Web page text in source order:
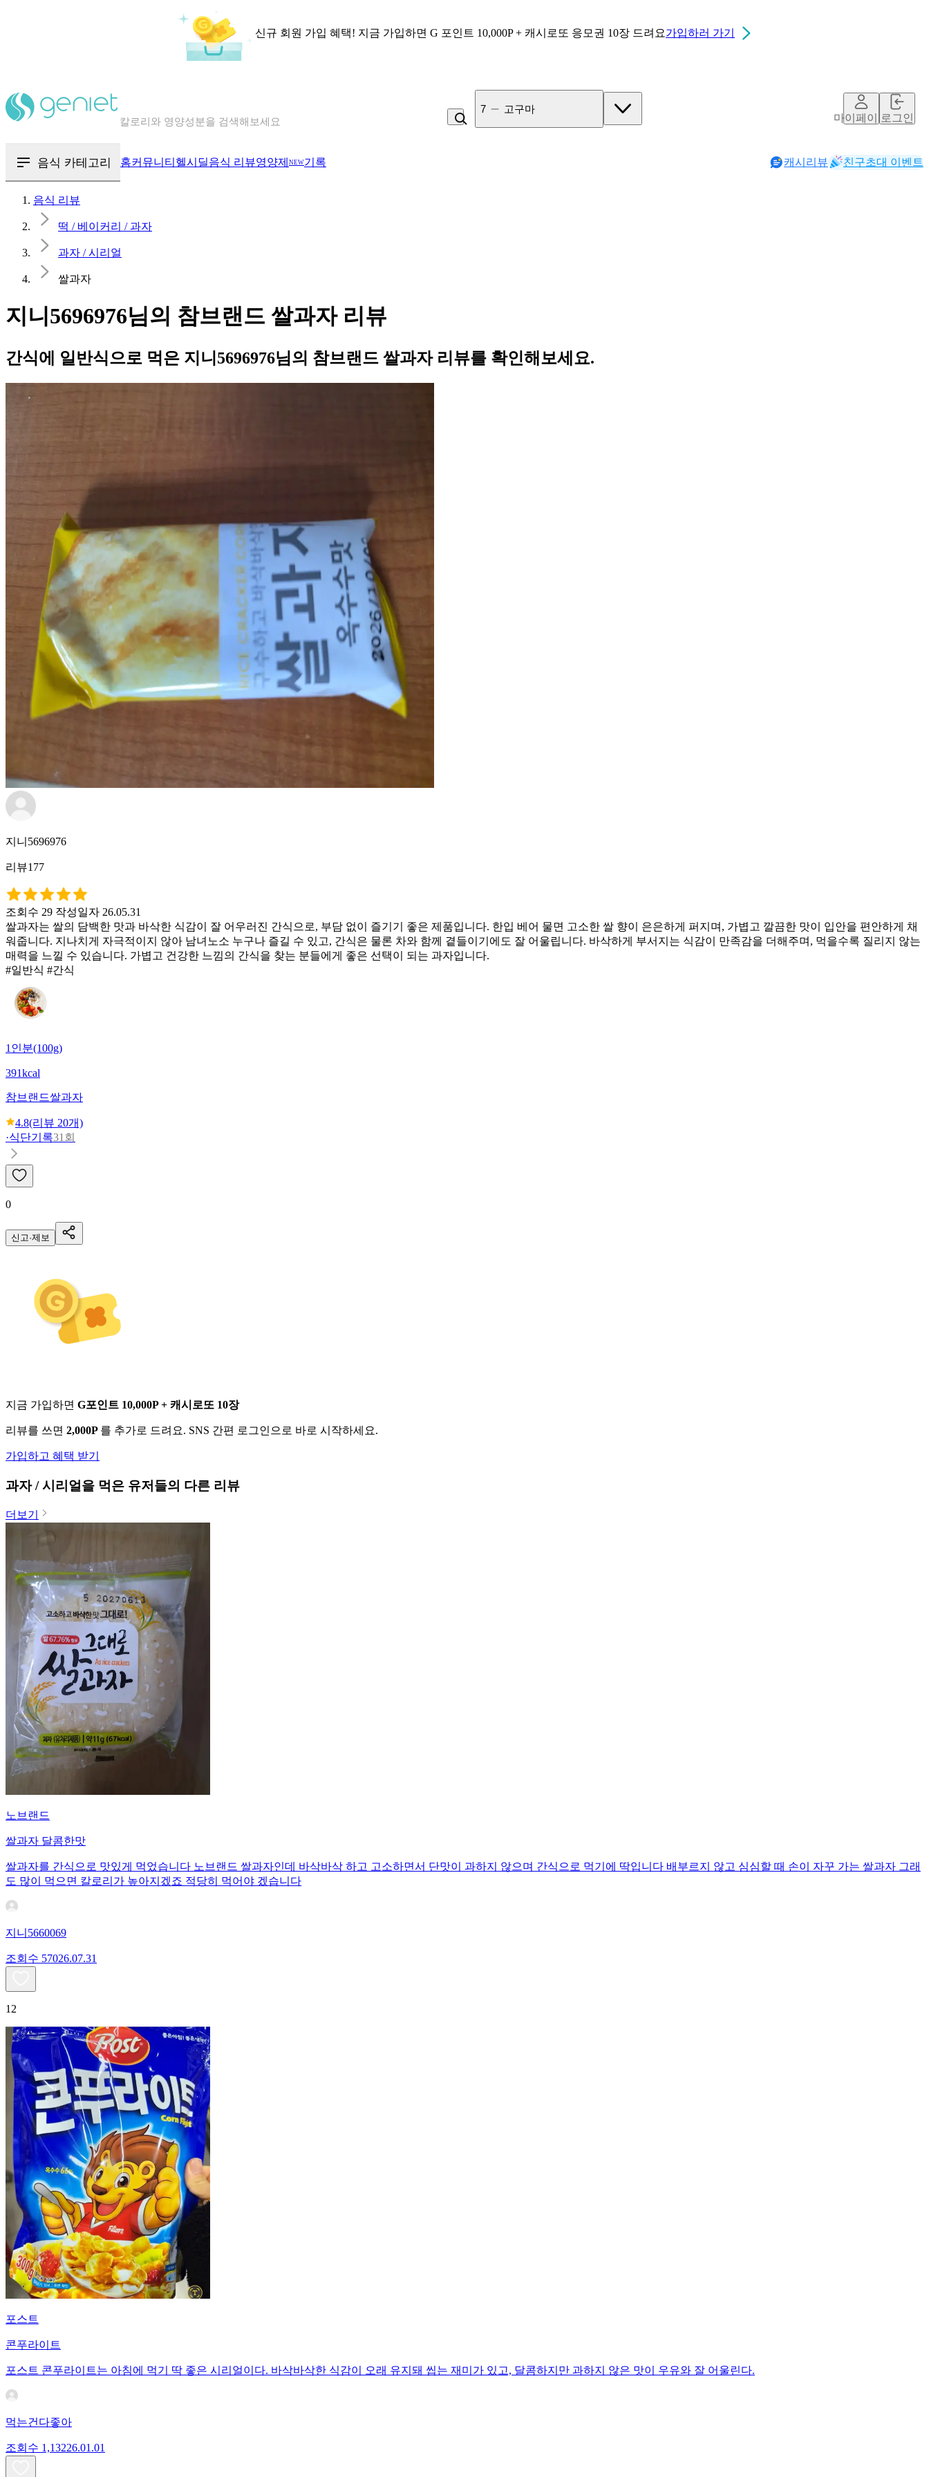
신규 회원 가입 혜택! 지금 가입하면 G 포인트 10,000P + 캐시로또 응모권 10장 드려요가입하러 가기
혈당 · 다이어트 음식 검색해보세요
7 고구마
마이페이지로그인
음식 카테고리 홈커뮤니티 헬시딜음식 리뷰영양제 NEW기록 캐시리뷰 친구초대 이벤트
음식 리뷰
떡 / 베이커리 / 과자
과자 / 시리얼
쌀과자
지니5696976님의 참브랜드 쌀과자 리뷰
간식에 일반식으로 먹은 지니5696976님의 참브랜드 쌀과자 리뷰를 확인해보세요.
지니5696976
리뷰177
조회수 29 작성일자 26.05.31
쌀과자는 쌀의 담백한 맛과 바삭한 식감이 잘 어우러진 간식으로, 부담 없이 즐기기 좋은 제품입니다. 한입 베어 물면 고소한 쌀 향이 은은하게 퍼지며, 가볍고 깔끔한 맛이 입안을 편안하게 채
워줍니다. 지나치게 자극적이지 않아 남녀노소 누구나 즐길 수 있고, 간식은 물론 차와 함께 곁들이기에도 잘 어울립니다. 바삭하게 부서지는 식감이 만족감을 더해주며, 먹을수록 질리지 않는
매력을 느낄 수 있습니다. 가볍고 건강한 느낌의 간식을 찾는 분들에게 좋은 선택이 되는 과자입니다.
#일반식 #간식
1인분(100g)
391kcal
참브랜드쌀과자
4.8(리뷰 20개)
·식단기록31회
0
신고·제보
지금 가입하면 G포인트 10,000P + 캐시로또 10장
리뷰를 쓰면 2,000P 를 추가로 드려요. SNS 간편 로그인으로 바로 시작하세요.
가입하고 혜택 받기
과자 / 시리얼을 먹은 유저들의 다른 리뷰
더보기
노브랜드
쌀과자 달콤한맛
쌀과자를 간식으로 맛있게 먹었습니다 노브랜드 쌀과자인데 바삭바삭 하고 고소하면서 단맛이 과하지 않으며 간식으로 먹기에 딱입니다 배부르지 않고 심심할 때 손이 자꾸 가는 쌀과자 그래
도 많이 먹으면 칼로리가 높아지겠죠 적당히 먹어야 겠습니다
지니5660069
조회수 57026.07.31
12
포스트
콘푸라이트
포스트 콘푸라이트는 아침에 먹기 딱 좋은 시리얼이다. 바삭바삭한 식감이 오래 유지돼 씹는 재미가 있고, 달콤하지만 과하지 않은 맛이 우유와 잘 어울린다.
먹는건다좋아
조회수 1,13226.01.01